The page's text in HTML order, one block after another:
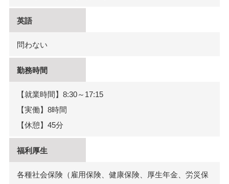
英語
問わない
勤務時間
【就業時間】8:30～17:15
【実働】8時間
【休憩】45分
福利厚生
各種社会保険（雇用保険、健康保険、厚生年金、労災保